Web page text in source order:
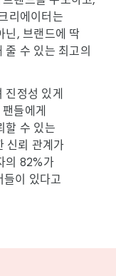
리에이터는
닌, 브랜드에 딱
줄 수 있는 최고의
정성 있게
들에게
할 수 있는
신뢰 관계가
의 82%가
이 있다고